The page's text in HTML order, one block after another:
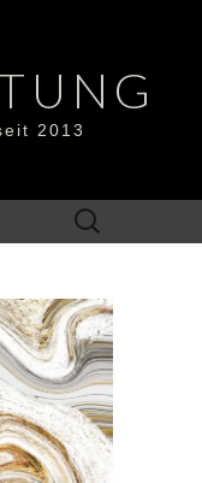
2013
Suchen
nach: